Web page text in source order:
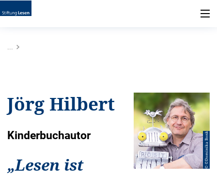
...
Jörg Hilbert
Kinderbuchautor
„Lesen ist
© ©Dominika Bonk